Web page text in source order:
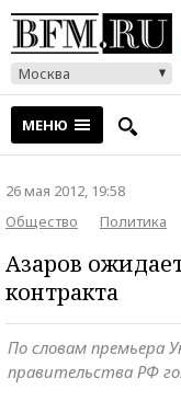
Москва
МЕНЮ
26 мая 2012, 19:58
Общество
Политика
Азаров
контракта
По словам премьера
правительства РФ